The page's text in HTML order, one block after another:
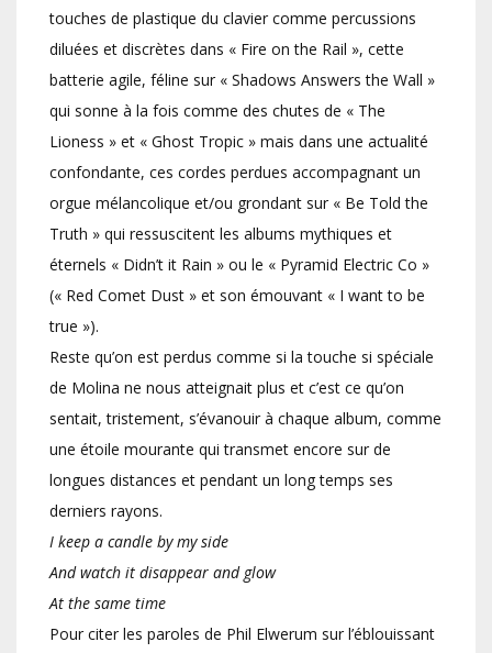
touches de plastique du clavier comme percussions
diluées et discrètes dans « Fire on the Rail », cette
batterie agile, féline sur « Shadows Answers the Wall »
qui sonne à la fois comme des chutes de « The
Lioness » et « Ghost Tropic » mais dans une actualité
confondante, ces cordes perdues accompagnant un
orgue mélancolique et/ou grondant sur « Be Told the
Truth » qui ressuscitent les albums mythiques et
éternels « Didn’t it Rain » ou le « Pyramid Electric Co »
(« Red Comet Dust » et son émouvant « I want to be
true »).
Reste qu’on est perdus comme si la touche si spéciale
de Molina ne nous atteignait plus et c’est ce qu’on
sentait, tristement, s’évanouir à chaque album, comme
une étoile mourante qui transmet encore sur de
longues distances et pendant un long temps ses
derniers rayons.
I keep a candle by my side
And watch it disappear and glow
At the same time
Pour citer les paroles de Phil Elwerum sur l’éblouissant